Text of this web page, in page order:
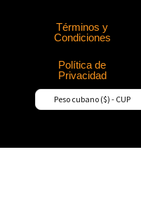
Términos y
Condiciones
Política de
Privacidad
Peso cubano ($) - CUP